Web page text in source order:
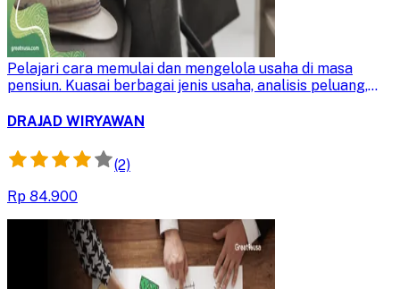
Menuju Pensiun Sejahtera
Pelajari cara memulai dan mengelola usaha di masa
pensiun. Kuasai berbagai jenis usaha, analisis peluang,
kesejahteraan finansial.
DRAJAD WIRYAWAN
(2)
Rp 84.900